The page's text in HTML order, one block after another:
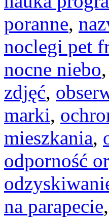
poranne,
noclegi pet
nocne niebo,
zdjęć,
marki,
mieszkania,
odporność
na parapecie,